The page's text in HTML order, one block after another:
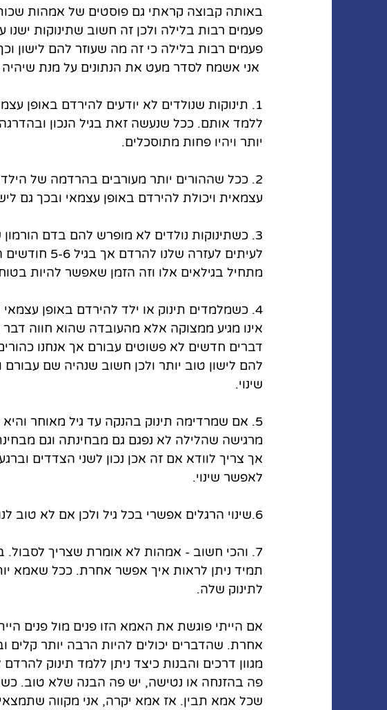
באותה קבוצה קראתי גם פוסטים של אמהות
פעמים רבות בלילה ולכן זה חשוב שתינוקות
פעמים רבות בלילה כי זה מה שעוזר להם לישון
1. תינוקות שנולדים לא יודעים להירדם באופן
ללמד אותם. ככל שנעשה זאת בגיל הנכון
יותר ויהיו פחות מתוסכלים.
2. ככל שההורים יותר מעורבים בהרדמה של
עצמאית ויכולת להירדם באופן עצמאי ובכך גם
3. כשתינוקות נולדים לא מופרש להם בדם
לעיתים לעזרה
מתחיל בגילאים אלו וזה הזמן שאפשר להיות
4. כשמלמדים תינוק או ילד להירדם באופן
אינו מגיע ממצוקה אלא מהעובדה שהוא חווה דבר
דברים חדשים לא פשוטים עבורם אך אנחנו
להם לישון טוב יותר ולכן חשוב שנהיה שם עבורם
שינוי.
5. אם שמרדימה תינוק בהנקה עד גיל מאוחר
מרגישה שהלילה לא נפגם גם מבחינתה וגם
אך צריך לוודא אם זה אכן נכון לשני הצדדים
לאפשר שינוי.
6.שינוי הרגלים אפשרי בכל גיל ולכן אם לא טוב לנו תמיד אפשר לשנות אם רק נאמין בנו ובילדינו.
7. והכי חשוב - אמהות לא אומרת שצריך
תמיד ניתן לראות איך אפשר אחרת. ככל שאמא
לתינוק שלה.
אם הייתי פוגשת את האמא הזו פנים מול פנים
אחרת. שהדברים יכולים להיות הרבה יותר קלים
מגוון דרכים והבנות כיצד ניתן ללמד תינוק
פה בהזנחה או נטישה, יש פה הבנה שלא טוב.
שכל אמא תבין. אז אמא יקרה, אני מקווה